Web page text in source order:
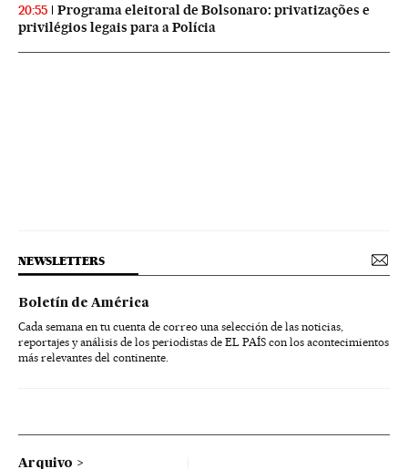
20:55
Programa eleitoral de Bolsonaro: privatizações e
privilégios legais para a Polícia
NEWSLETTERS
Boletín de América
Cada semana en tu cuenta de correo una selección de las noticias,
reportajes y análisis de los periodistas de EL PAÍS con los acontecimientos
más relevantes del continente.
Arquivo